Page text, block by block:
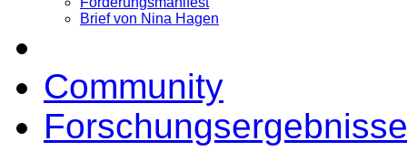
Brief von Nina Hagen
Community